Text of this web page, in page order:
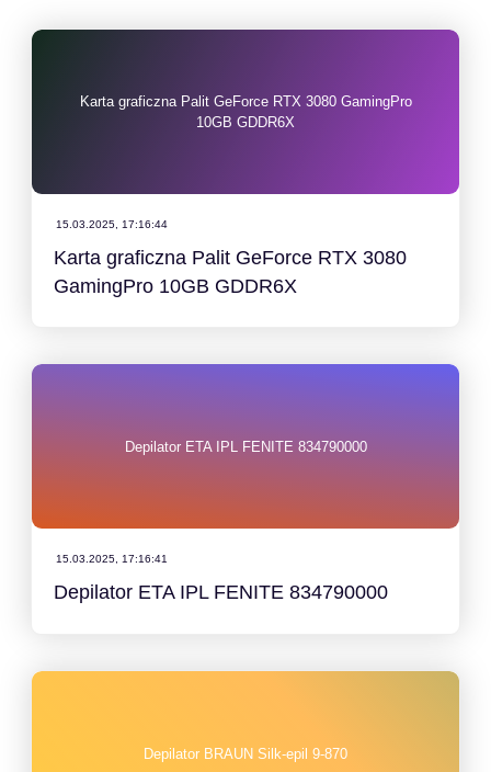
Karta graficzna Palit GeForce RTX 3080 GamingPro
10GB GDDR6X
15.03.2025, 17:16:44
Karta graficzna Palit GeForce RTX 3080
GamingPro 10GB GDDR6X
Depilator ETA IPL FENITE 834790000
15.03.2025, 17:16:41
Depilator ETA IPL FENITE 834790000
Depilator BRAUN Silk-epil 9-870